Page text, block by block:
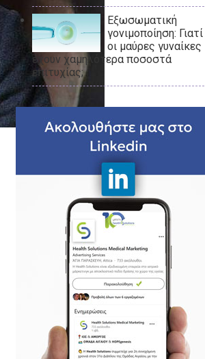
Εξωσωματική
γονιμοποίηση: Γιατί
οι μαύρες γυναίκες
έχουν χαμηλότερα ποσοστά
επιτυχίας;